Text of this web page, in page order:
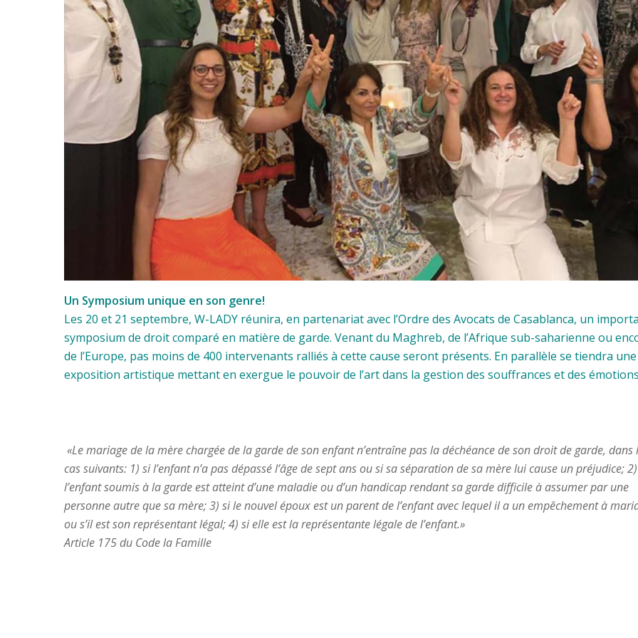
Un Symposium unique en son genre!
Les 20 et 21 septembre, W-LADY réunira, en partenariat avec l’Ordre des Avocats de Casablanca, un
symposium de droit comparé en matière de garde. Venant du Maghreb, de l’Afrique sub-saharienne ou
de l’Europe, pas moins de 400 intervenants ralliés à cette cause seront présents. En parallèle se tiendra une
exposition artistique mettant en exergue le pouvoir de l’art dans la gestion des souffrances et des
«Le mariage de la mère chargée de la garde de son enfant n’entraîne pas la déchéance de son droit de garde, dans
cas suivants: 1) si l’enfant n’a pas dépassé l’âge de sept ans ou si sa séparation de sa mère lui cause un préjudice;
l’enfant soumis à la garde est atteint d’une maladie ou d’un handicap rendant sa garde difficile à assumer par une
personne autre que sa mère; 3) si le nouvel époux est un parent de l’enfant avec lequel il a un empêchement à
ou s’il est son représentant légal; 4) si elle est la représentante légale de l’enfant.»
Article 175 du Code la Famille